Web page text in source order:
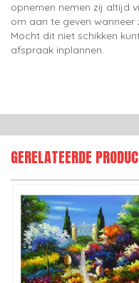
opnemen nemen zij altijd
om aan te geven wanneer
Mocht dit niet schikken
afspraak inplannen.
GERELATEERDE